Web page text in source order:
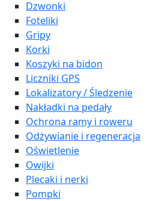
Dzwonki
Foteliki
Gripy
Korki
Koszyki na bidon
Liczniki GPS
Lokalizatory / Śledzenie
Nakładki na pedały
Ochrona ramy i roweru
Odżywianie i regeneracja
Oświetlenie
Owijki
Plecaki i nerki
Pompki